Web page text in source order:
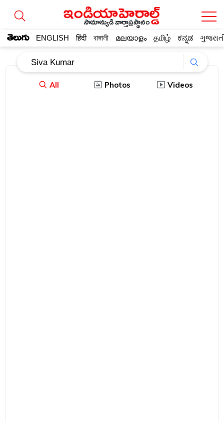
సామాన్యుడి వార్తాప్రస్థానం
తెలుగు ENGLISH हिंदी বাঙ্গালী മലയാളം தமிழ் ಕನ್ನಡ
All Photos Videos